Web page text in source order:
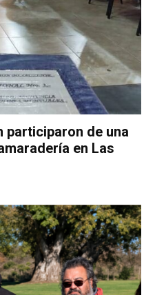
participaron de una
en Las